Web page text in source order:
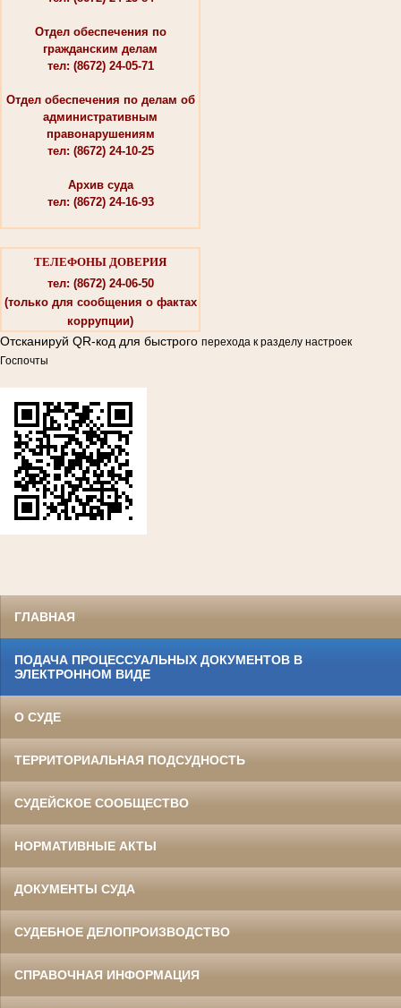
Отдел обеспечения по
гражданским делам
тел: (8672) 24-05-71
Отдел обеспечения по делам об
административным
правонарушениям
тел: (8672) 24-10-25
Архив суда
тел: (8672) 24-16-93
ТЕЛЕФОНЫ ДОВЕРИЯ
тел: (8672) 24-06-50
(только для сообщения о фактах
коррупции)
Отсканируй QR-код для быстрого перехода к разделу настроек
Госпочты
ГЛАВНАЯ
ПОДАЧА ПРОЦЕССУАЛЬНЫХ ДОКУМЕНТОВ В
ЭЛЕКТРОННОМ ВИДЕ
О СУДЕ
ТЕРРИТОРИАЛЬНАЯ ПОДСУДНОСТЬ
СУДЕЙСКОЕ СООБЩЕСТВО
НОРМАТИВНЫЕ АКТЫ
ДОКУМЕНТЫ СУДА
СУДЕБНОЕ ДЕЛОПРОИЗВОДСТВО
СПРАВОЧНАЯ ИНФОРМАЦИЯ